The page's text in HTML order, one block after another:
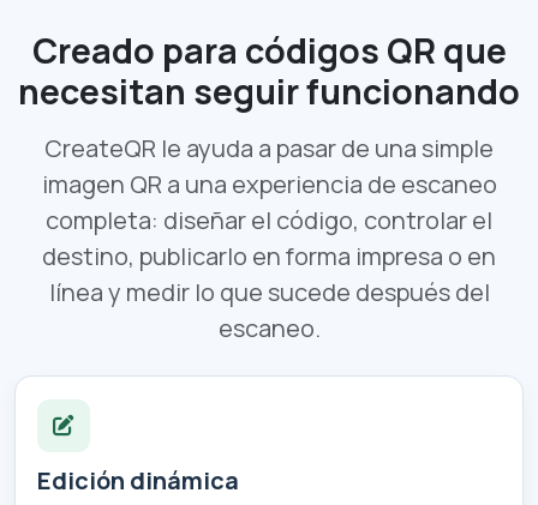
Creado para códigos QR que
necesitan seguir funcionando
CreateQR le ayuda a pasar de una simple
imagen QR a una experiencia de escaneo
completa: diseñar el código, controlar el
destino, publicarlo en forma impresa o en
línea y medir lo que sucede después del
escaneo.
Edición dinámica